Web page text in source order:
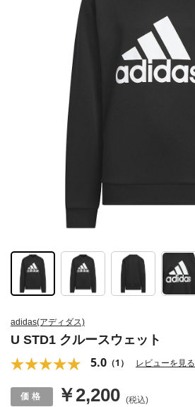
adidas(アディダス)
U STD1 クルースウェット
5.0 （1） レビューを見る
￥2,200 (税込)